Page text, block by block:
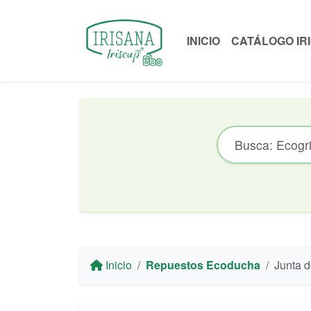
INICIO CATÁLOGO
Inicio Repuestos Ecoducha Junta de